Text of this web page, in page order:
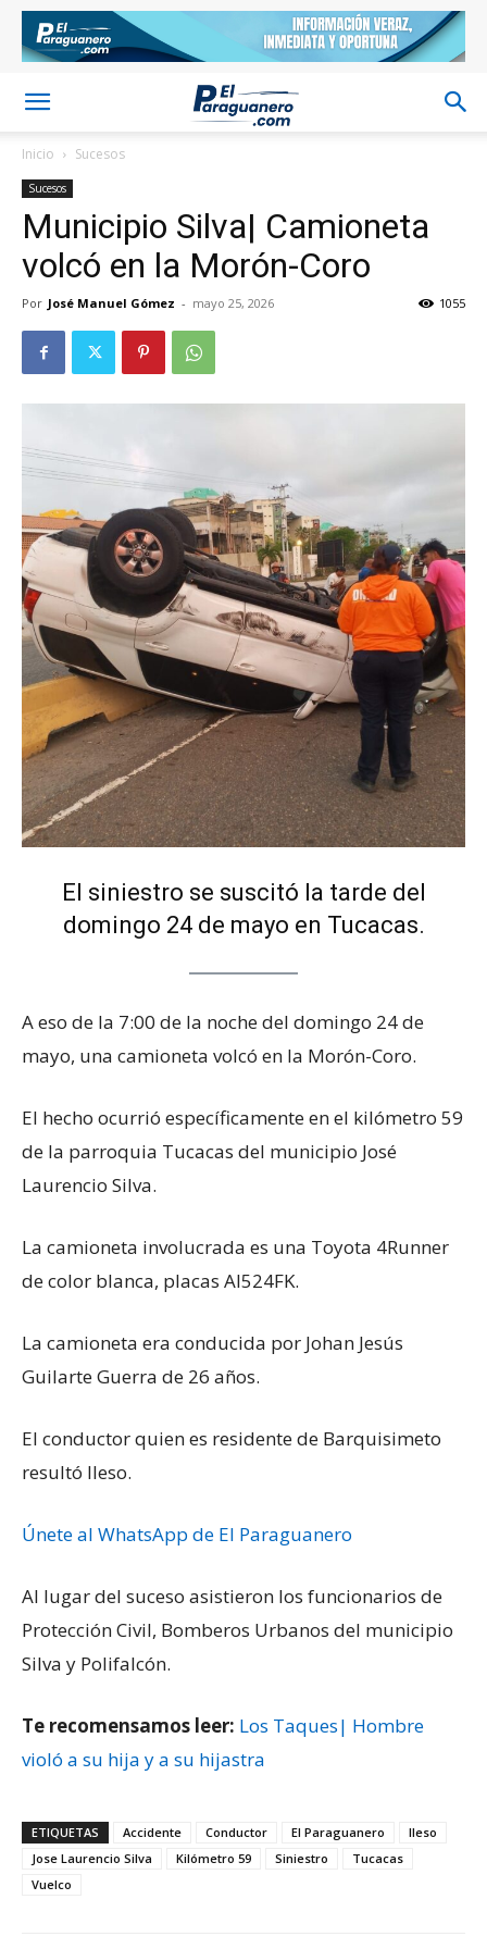
Inicio Sucesos
Sucesos
Municipio Silva| Camioneta
volcó en la Morón-Coro
Por José Manuel Gómez - mayo 25, 2026 1055
El siniestro se suscitó la tarde del
domingo 24 de mayo en Tucacas.
A eso de la 7:00 de la noche del domingo 24 de
mayo, una camioneta volcó en la Morón-Coro.
El hecho ocurrió específicamente en el kilómetro 59
de la parroquia Tucacas del municipio José
Laurencio Silva.
La camioneta involucrada es una Toyota 4Runner
de color blanca, placas AI524FK.
La camioneta era conducida por Johan Jesús
Guilarte Guerra de 26 años.
El conductor quien es residente de Barquisimeto
resultó Ileso.
Únete al WhatsApp de El Paraguanero
Al lugar del suceso asistieron los funcionarios de
Protección Civil, Bomberos Urbanos del municipio
Silva y Polifalcón.
Te recomensamos leer: Los Taques| Hombre
violó a su hija y a su hijastra
ETIQUETAS Accidente Conductor El Paraguanero
Ileso
Jose Laurencio Silva
Kilómetro 59 Siniestro
Tucacas
Vuelco